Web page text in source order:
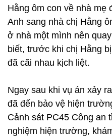
Hằng ôm con về nhà mẹ
Anh sang nhà chị Hằng
ở nhà một mình nên
biết, trước khi chị Hằng
đã cãi nhau kịch liệt.
Ngay sau khi vụ án xảy
đã đến bảo vệ hiện
Cảnh sát PC45 Công an
nghiệm hiện trường,